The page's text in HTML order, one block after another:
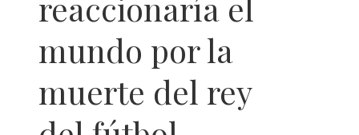
reaccionaría el
mundo por la
muerte del rey